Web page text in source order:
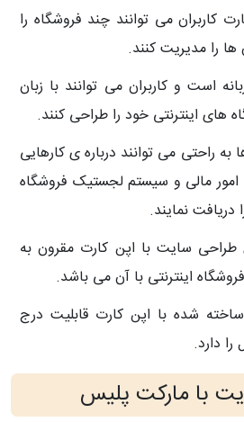
کاربران می توانند چند فروشگاه را
را مدیریت کنند.
است و کاربران می توانند با زبان
های اینترنتی خود را طراحی کنند.
راحتی می توانند درباره ی کارهایی
امور مالی و سیستم لجستیک فروشگاه
نمایند.
طراحی سایت با اپن کارت مقرون به
اینترنتی با آن می باشد.
شده با اپن کارت قابلیت درج
دارد.
با مارکت پلیس